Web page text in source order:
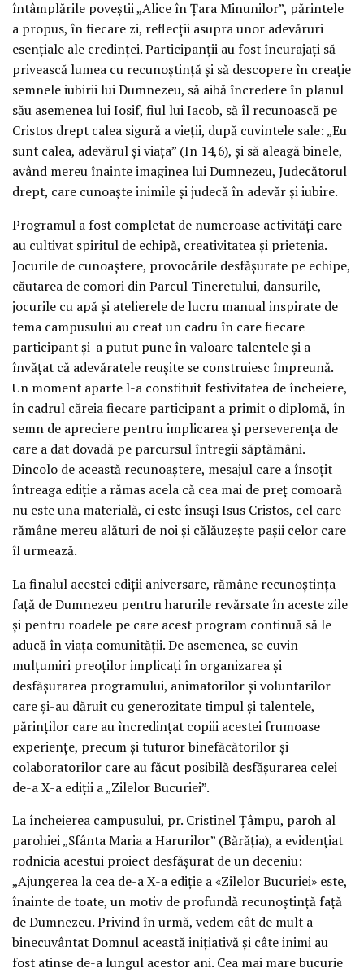
întâmplările poveștii „Alice în Țara Minunilor”, părintele
a propus, în fiecare zi, reflecții asupra unor adevăruri
esențiale ale credinței. Participanții au fost încurajați să
privească lumea cu recunoștință și să descopere în creație
semnele iubirii lui Dumnezeu, să aibă încredere în planul
său asemenea lui Iosif, fiul lui Iacob, să îl recunoască pe
Cristos drept calea sigură a vieții, după cuvintele sale: „Eu
sunt calea, adevărul și viața” (In 14,6), și să aleagă binele,
având mereu înainte imaginea lui Dumnezeu, Judecătorul
drept, care cunoaște inimile și judecă în adevăr și iubire.
Programul a fost completat de numeroase activități care
au cultivat spiritul de echipă, creativitatea și prietenia.
Jocurile de cunoaștere, provocările desfășurate pe echipe,
căutarea de comori din Parcul Tineretului, dansurile,
jocurile cu apă și atelierele de lucru manual inspirate de
tema campusului au creat un cadru în care fiecare
participant și-a putut pune în valoare talentele și a
învățat că adevăratele reușite se construiesc împreună.
Un moment aparte l-a constituit festivitatea de încheiere,
în cadrul căreia fiecare participant a primit o diplomă, în
semn de apreciere pentru implicarea și perseverența de
care a dat dovadă pe parcursul întregii săptămâni.
Dincolo de această recunoaștere, mesajul care a însoțit
întreaga ediție a rămas acela că cea mai de preț comoară
nu este una materială, ci este însuși Isus Cristos, cel care
rămâne mereu alături de noi și călăuzește pașii celor care
îl urmează.
La finalul acestei ediții aniversare, rămâne recunoștința
față de Dumnezeu pentru harurile revărsate în aceste zile
și pentru roadele pe care acest program continuă să le
aducă în viața comunității. De asemenea, se cuvin
mulțumiri preoților implicați în organizarea și
desfășurarea programului, animatorilor și voluntarilor
care și-au dăruit cu generozitate timpul și talentele,
părinților care au încredințat copiii acestei frumoase
experiențe, precum și tuturor binefăcătorilor și
colaboratorilor care au făcut posibilă desfășurarea celei
de-a X-a ediții a „Zilelor Bucuriei”.
La încheierea campusului, pr. Cristinel Țâmpu, paroh al
parohiei „Sfânta Maria a Harurilor” (Bărăția), a evidențiat
rodnicia acestui proiect desfășurat de un deceniu:
„Ajungerea la cea de-a X-a ediție a «Zilelor Bucuriei» este,
înainte de toate, un motiv de profundă recunoștință față
de Dumnezeu. Privind în urmă, vedem cât de mult a
binecuvântat Domnul această inițiativă și câte inimi au
fost atinse de-a lungul acestor ani. Cea mai mare bucurie